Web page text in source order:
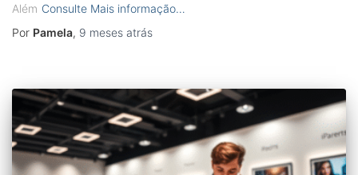
Além Consulte Mais informação…
Por Pamela, 9 meses atrás